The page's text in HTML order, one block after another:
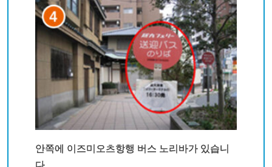
안쪽에 이즈미오츠항행 버스 노리바가 있습니
다